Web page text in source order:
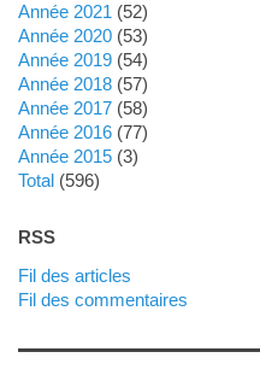
année 2021(52)
année 2020(53)
année 2019(54)
année 2018(57)
année 2017(58)
année 2016(77)
année 2015(3)
total (596)
RSS
Fil des articles
Fil des commentaires